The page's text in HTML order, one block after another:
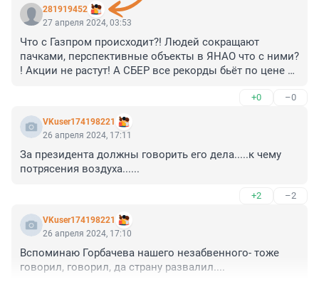
281919452
27 апреля 2024, 03:53
Что с Газпром происходит?! Людей сокращают
пачками, перспективные объекты в ЯНАО что с ними?
! Акции не растут! А СБЕР все рекорды бьёт по цене за
конец Газпрому? Люди, имеющие специальное
образование и в подавляющем большинстве
являются единственными кормильцами в семье
остаются без работы!!! Они только газовые
промышленные объекты умеют строить! И хорошо
строить! Такие профессиональные кадры ценить
+0 –0
VKuser174198221
26 апреля 2024, 17:11
За президента должны говорить его дела.....к чему
потрясения воздуха......
+2 –2
VKuser174198221
26 апреля 2024, 17:10
Вспоминаю Горбачева нашего незабвенного- тоже
говорил, говорил, да страну развалил....